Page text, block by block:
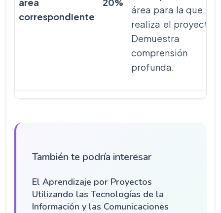
correspondiente
área para la que se
realiza el proyecto.
Demuestra
comprensión
profunda.
También te podría interesar
El Aprendizaje por Proyectos
Utilizando las Tecnologías de la
Información y las Comunicaciones